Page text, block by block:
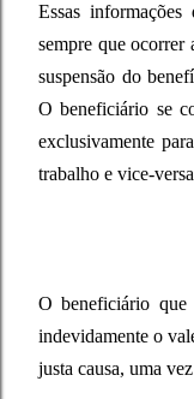
Essas informações
sempre que ocorrer
suspensão do
O beneficiário se
exclusivamente
trabalho e vice-
O beneficiário que
indevidamente o
justa causa, uma